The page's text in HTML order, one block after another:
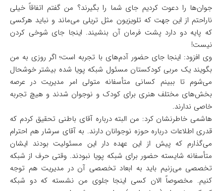
جوان‌ها را دعوت کردیم جای شما را بگیرند؟ من گفتم اتفاقاً خیلی
ناراحتم از این جهت که تلویزیون مثل تریلی می‌ماند و نباید هرکسی
که پایه دو دارد پشت فرمان آن بنشیند. اینجا جای شوخی کردن
نیست!
وی افزود: اینجا جای حضور آدم‌های با تجربه است؛ اگر روزی به من
بگویند یک مربی کودکستان مسئول شبکه پویا شده بیشتر خوشحال
می‌شوم تا ببینم کسانی متأسفانه متولی امر مدیریت در عرصه
بخش‌های مختلف هنری برای کودک و نوجوان شدند و هیچ تجربه
خاصی ندارند.
هاشمی خاطرنشان کرد: من البته درباره آقای باطنی تحقیق کردم که
قدری اطلاعات درباره حوزه نوجوانان دارند. به آقای سرشار هم احترام
می‌گذارم که پیش از این عهده دار این مسئولیت بودند ایشان
متأسفانه شایسته حضور برای شبکه پویا نبودند. وقتی حرف از شبکه
تخصصی می‌زنیم باید به ابعاد تخصصی آن در مدیریت هم توجه
کنیم. مخصوصاً الان کسی اینجا جلوی من نشسته که دو شبکه